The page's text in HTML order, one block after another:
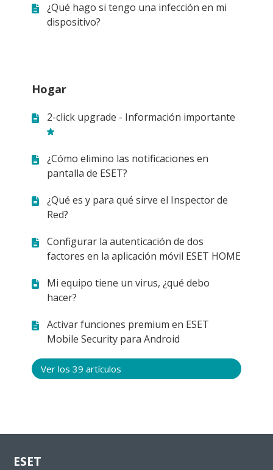
¿Qué hago si tengo una infección en mi
dispositivo?
Hogar
2-click upgrade - Información importante
¿Cómo elimino las notificaciones en
pantalla de ESET?
¿Qué es y para qué sirve el Inspector de
Red?
Configurar la autenticación de dos
factores en la aplicación móvil ESET HOME
Mi equipo tiene un virus, ¿qué debo
hacer?
Activar funciones premium en ESET
Mobile Security para Android
Ver los 39 artículos
ESET